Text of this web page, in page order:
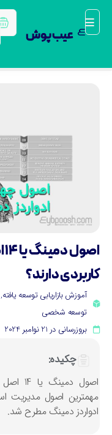
عیب پوش
اصول
دارند؟
آموزش بازاریابی توسعه یافته,
توسعه شخصی
بروزرسانی در 21 نوامبر 2024
چکیده:
اصول مدیریت است
دمینگ مطرح شد.